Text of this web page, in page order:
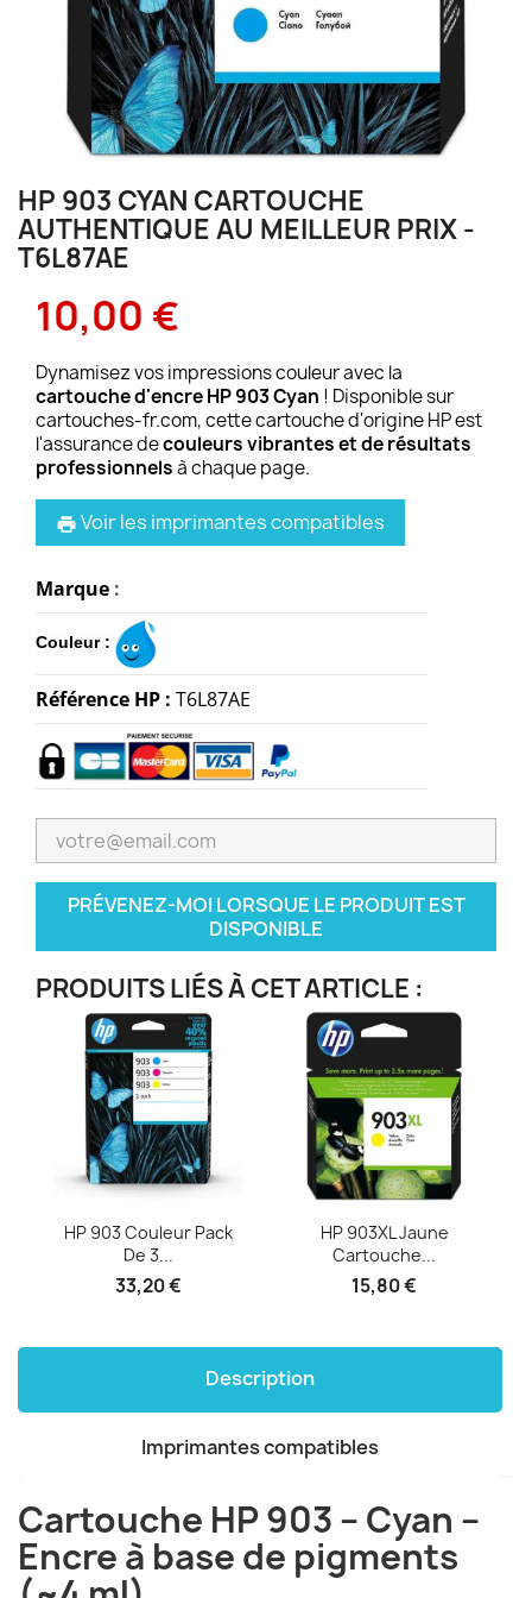
HP 903 CYAN CARTOUCHE
AUTHENTIQUE AU MEILLEUR PRIX -
T6L87AE
10,00 €
Dynamisez vos impressions couleur avec la
cartouche d'encre HP 903 Cyan ! Disponible sur
cartouches-fr.com, cette cartouche d'origine HP est
l'assurance decouleurs vibrantes et de résultats
professionnelsà chaque page.
print Voir les imprimantes compatibles
Marque :
Couleur :
Référence HP : T6L87AE
PRÉVENEZ-MOI LORSQUE LE PRODUIT EST
DISPONIBLE
PRODUITS LIÉS À CET ARTICLE :
HP 903 Couleur Pack
De 3...
33,20 €
HP 903XL Jaune
Cartouche...
15,80 €
Description
Imprimantes compatibles
Cartouche HP 903 – Cyan –
Encre à base de pigments